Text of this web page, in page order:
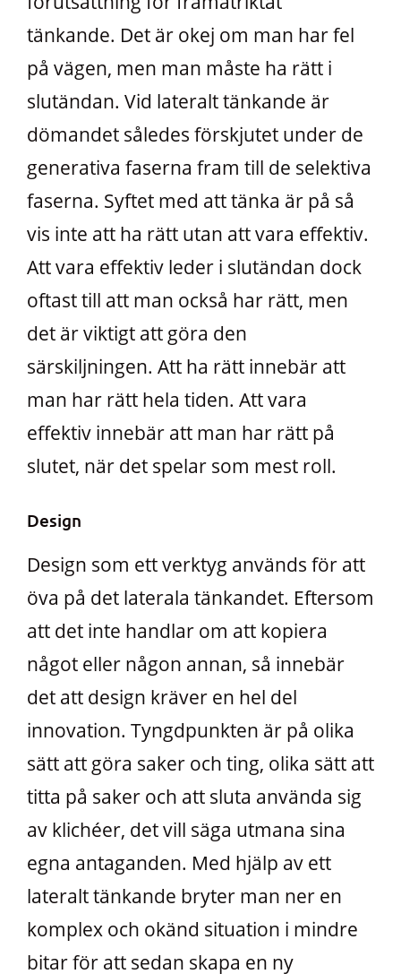
tänkande. Det är okej om man har fel
på vägen, men man måste ha rätt i
slutändan. Vid lateralt tänkande är
dömandet således förskjutet under de
generativa faserna fram till de selektiva
faserna. Syftet med att tänka är på så
vis inte att ha rätt utan att vara effektiv.
Att vara effektiv leder i slutändan dock
oftast till att man också har rätt, men
det är viktigt att göra den
särskiljningen. Att ha rätt innebär att
man har rätt hela tiden. Att vara
effektiv innebär att man har rätt på
slutet, när det spelar som mest roll.
Design
Design som ett verktyg används för att
öva på det laterala tänkandet. Eftersom
att det inte handlar om att kopiera
något eller någon annan, så innebär
det att design kräver en hel del
innovation. Tyngdpunkten är på olika
sätt att göra saker och ting, olika sätt att
titta på saker och att sluta använda sig
av klichéer, det vill säga utmana sina
egna antaganden. Med hjälp av ett
lateralt tänkande bryter man ner en
komplex och okänd situation i mindre
bitar för att sedan skapa en ny